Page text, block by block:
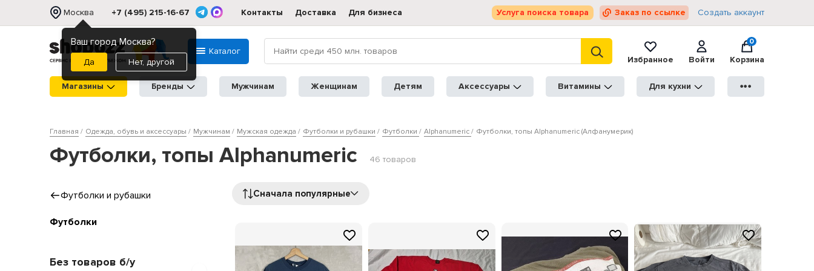
Москва
Ваш город Москва?
Нет, другой
+7 (495) 215-16-67 Контакты Доставка Для бизнеса Услуга поиска товара Заказ по ссылке Создать аккаунт
Каталог
Избранное
Войти
0
Корзина
Магазины Бренды Мужчинам Женщинам Детям Аксессуары Витамины Для кухни ●●●
Главная Одежда, обувь и аксессуары Мужчинам Мужская одежда Футболки и рубашки Футболки Alphanumeric Футболки, топы Alphanumeric (Алфанумерик)
Футболки, топы Alphanumeric 46 товаров
Футболки и рубашки
Футболки
Без товаров б/у
Сначала популярные